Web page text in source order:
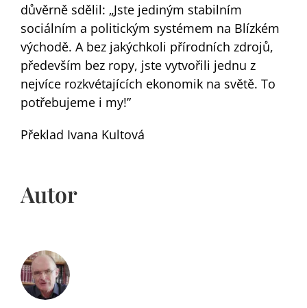
důvěrně sdělil: „Jste jediným stabilním
sociálním a politickým systémem na Blízkém
východě. A bez jakýchkoli přírodních zdrojů,
především bez ropy, jste vytvořili jednu z
nejvíce rozkvétajících ekonomik na světě. To
potřebujeme i my!”
Překlad Ivana Kultová
Autor